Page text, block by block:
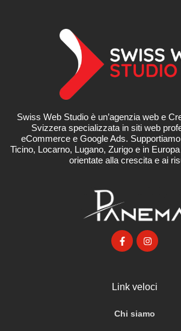
Swiss Web Studio è un’agenzia web e
Svizzera specializzata in siti web
eCommerce e Google Ads.
Ticino, Locarno, Lugano, Zurigo e in
orientate alla crescita e ai
Link veloci
Chi siamo